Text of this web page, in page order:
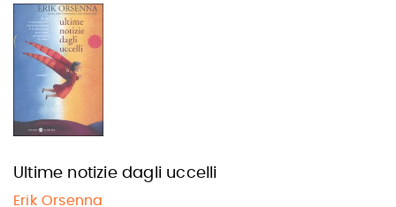
Ultime notizie dagli uccelli
Erik Orsenna